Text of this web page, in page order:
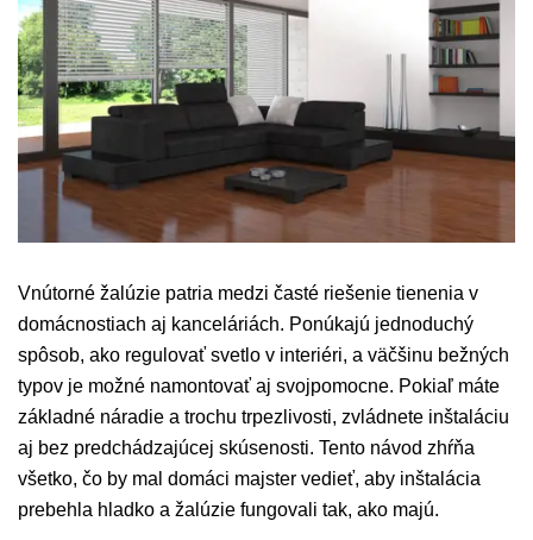
Vnútorné žalúzie patria medzi časté riešenie tienenia v
domácnostiach aj kanceláriách. Ponúkajú jednoduchý
spôsob, ako regulovať svetlo v interiéri, a väčšinu bežných
typov je možné namontovať aj svojpomocne. Pokiaľ máte
základné náradie a trochu trpezlivosti, zvládnete inštaláciu
aj bez predchádzajúcej skúsenosti. Tento návod zhŕňa
všetko, čo by mal domáci majster vedieť, aby inštalácia
prebehla hladko a žalúzie fungovali tak, ako majú.